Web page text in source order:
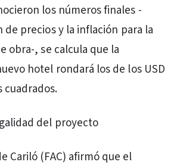
los números finales -
de precios y la inflación para la
obra-, se calcula que la
hotel rondará los de los USD
cuadrados.
del proyecto
Cariló (FAC) afirmó que el